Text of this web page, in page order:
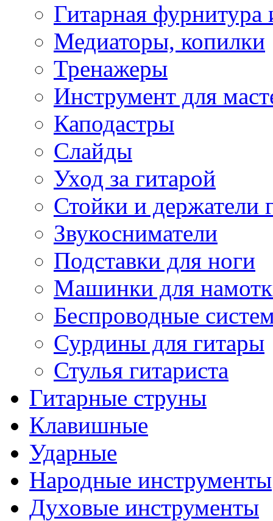
Гитарная фурнитура
Медиаторы, копилки
Тренажеры
Инструмент для
Каподастры
Слайды
Уход за гитарой
Стойки и держатели
Звукосниматели
Подставки для ноги
Машинки для
Беспроводные
Сурдины для гитары
Стулья гитариста
Гитарные струны
Клавишные
Ударные
Народные инструменты
Духовые инструменты